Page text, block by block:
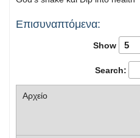
Επισυναπτόμενα:
Show
Search: